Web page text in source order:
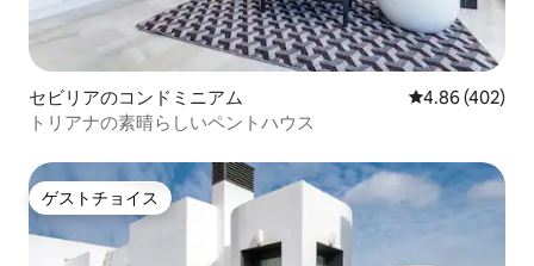
セビリアのコンドミニアム レビュー402
4.86 (402)
トリアナの素晴らしいペントハウス
ゲストチョイス
ゲストチョイス